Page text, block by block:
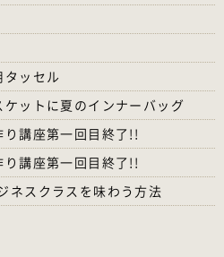
ッセル
ットに夏のインナーバッグ
講座第一回目終了!!
講座第一回目終了!!
ネスクラスを味わう方法